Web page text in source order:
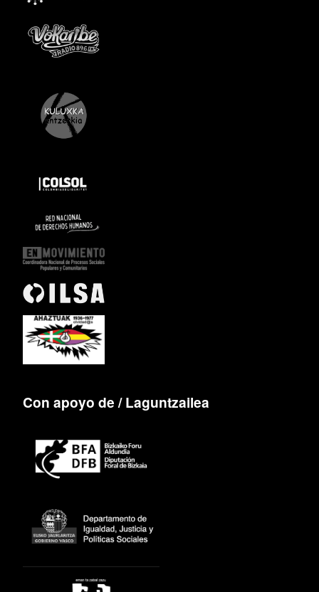
Con apoyo de / Laguntzailea